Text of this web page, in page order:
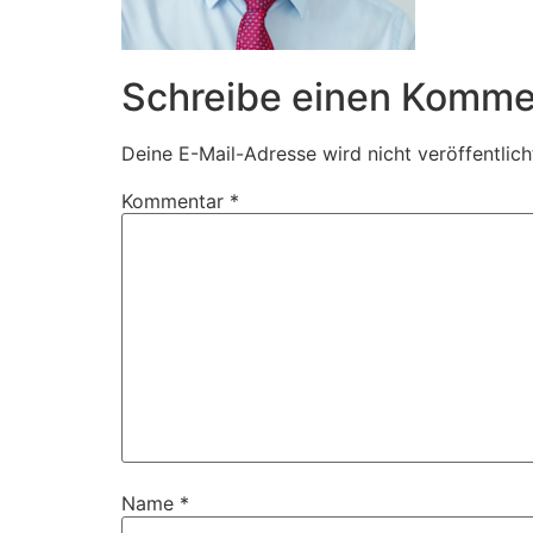
Schreibe einen
Deine E-Mail-Adresse wird nicht
Kommentar *
Name *